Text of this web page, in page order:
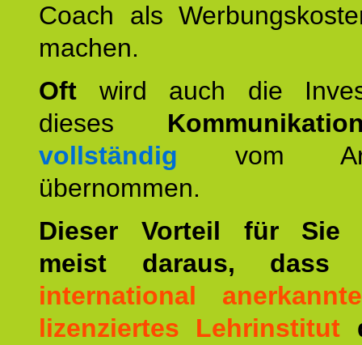
Coach als
machen.
Oft wird auch die
dieses
vollständig vom
übernommen.
Dieser Vorteil für Sie
meist daraus,
international
lizenziertes Lehrinstitut